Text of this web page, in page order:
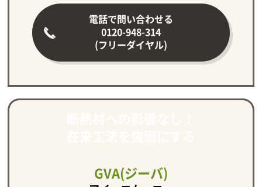
電話で問い合わせる
0120-948-314
(フリーダイヤル)
GVA(ジーバ)